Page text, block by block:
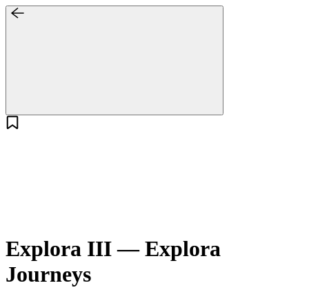
Explora III — Explora
Journeys